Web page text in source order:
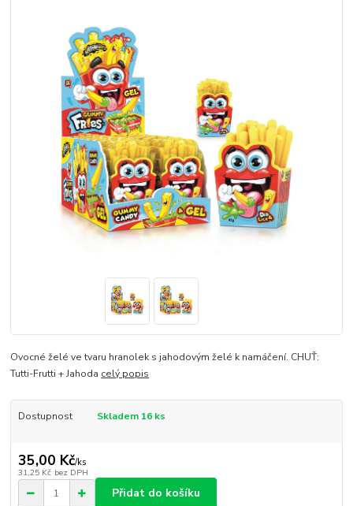
Ovocné želé ve tvaru hranolek s jahodovým želé k namáčení. CHUŤ:
Tutti-Frutti + Jahoda celý popis
Dostupnost Skladem 16 ks
35,00 Kč/ks
31,25 Kč bez DPH
Přidat do košíku